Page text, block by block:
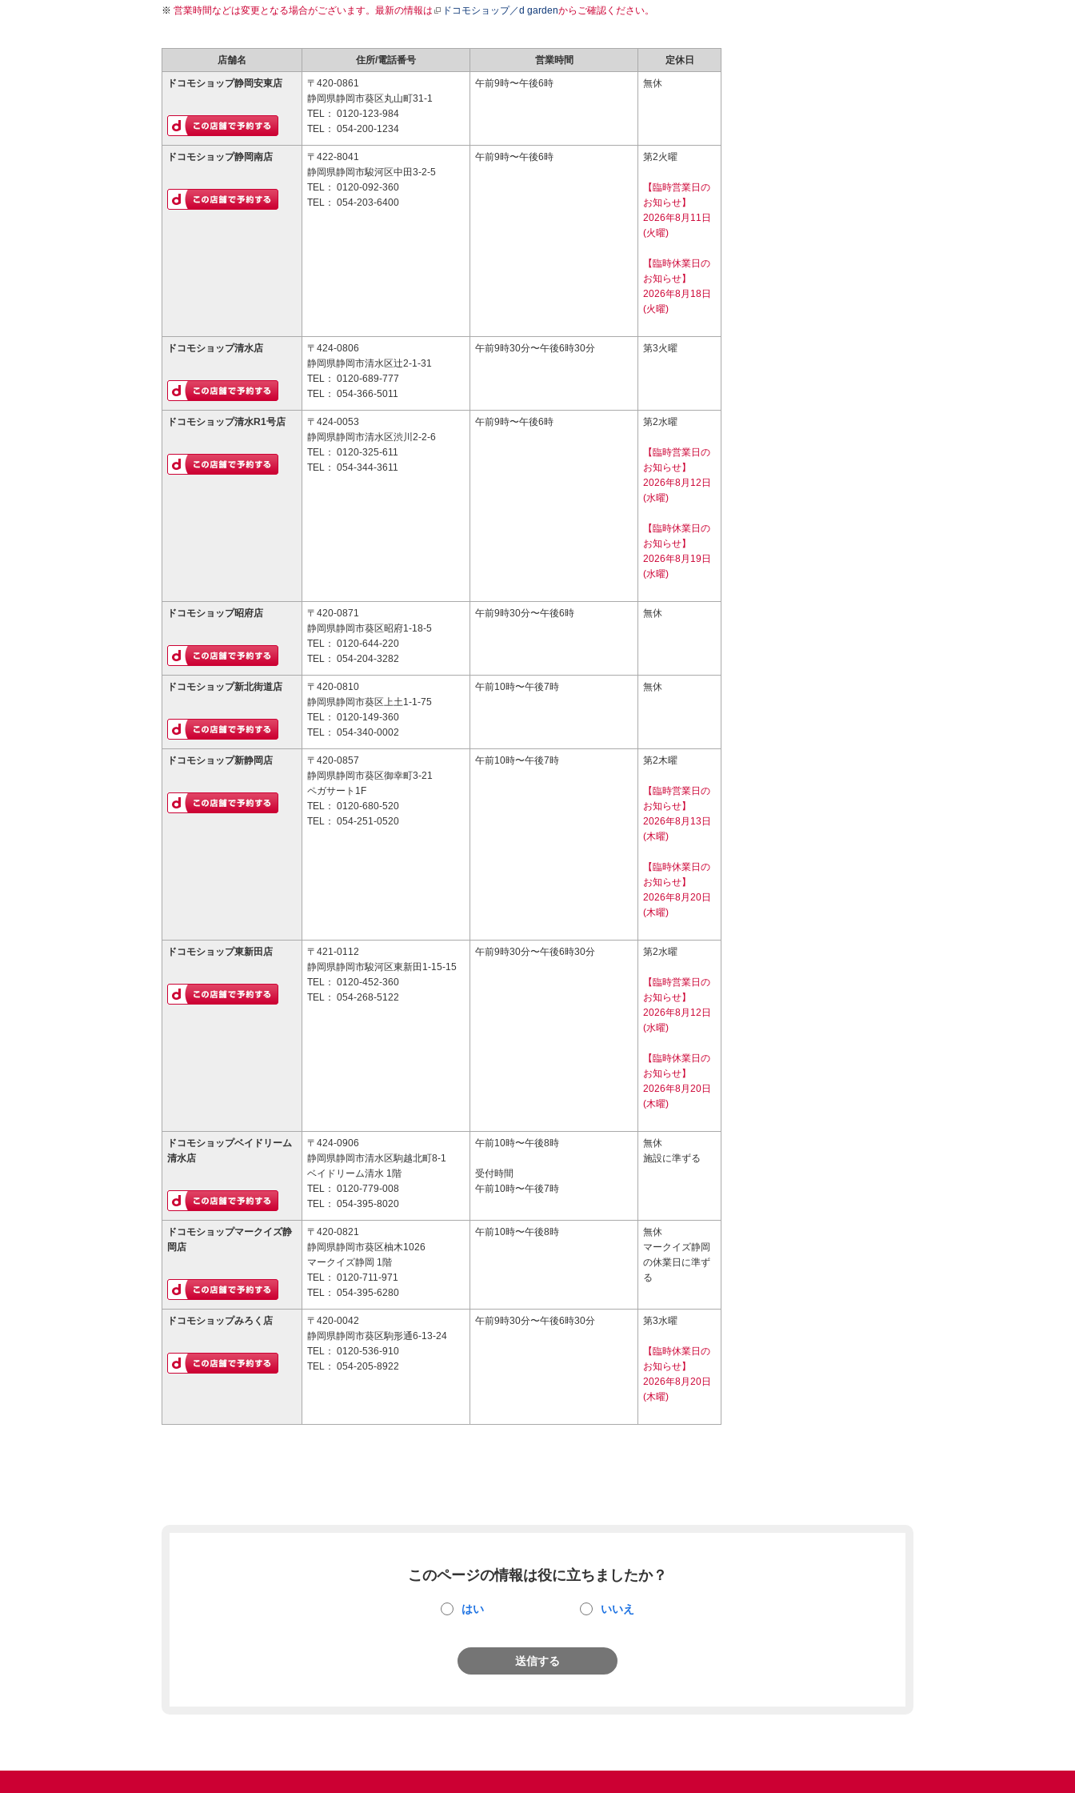
営業時間などは変更となる場合がございます。最新の情報は ドコモショップ／d gardenからご確認ください。
店舗名 住所/電話番号 営業時間 定休日
ドコモショップ静岡安東店
〒420-0861
静岡県静岡市葵区丸山町31-1
TEL： 0120-123-984
TEL： 054-200-1234
午前9時〜午後6時 無休
ドコモショップ静岡南店
〒422-8041
静岡県静岡市駿河区中田3-2-5
TEL： 0120-092-360
TEL： 054-203-6400
午前9時〜午後6時 第2火曜
【臨時営業日の
お知らせ】
2026年8月11日
(火曜)
【臨時休業日の
お知らせ】
2026年8月18日
(火曜)
ドコモショップ清水店
〒424-0806
静岡県静岡市清水区辻2-1-31
TEL： 0120-689-777
TEL： 054-366-5011
午前9時30分〜午後6時30分 第3火曜
ドコモショップ清水R1号店
〒424-0053
静岡県静岡市清水区渋川2-2-6
TEL： 0120-325-611
TEL： 054-344-3611
午前9時〜午後6時 第2水曜
【臨時営業日の
お知らせ】
2026年8月12日
(水曜)
【臨時休業日の
お知らせ】
2026年8月19日
(水曜)
ドコモショップ昭府店
〒420-0871
静岡県静岡市葵区昭府1-18-5
TEL： 0120-644-220
TEL： 054-204-3282
午前9時30分〜午後6時 無休
ドコモショップ新北街道店
〒420-0810
静岡県静岡市葵区上土1-1-75
TEL： 0120-149-360
TEL： 054-340-0002
午前10時〜午後7時 無休
ドコモショップ新静岡店
〒420-0857
静岡県静岡市葵区御幸町3-21
ペガサート1F
TEL： 0120-680-520
TEL： 054-251-0520
午前10時〜午後7時 第2木曜
【臨時営業日の
お知らせ】
2026年8月13日
(木曜)
【臨時休業日の
お知らせ】
2026年8月20日
(木曜)
ドコモショップ東新田店
〒421-0112
静岡県静岡市駿河区東新田1-15-15
TEL： 0120-452-360
TEL： 054-268-5122
午前9時30分〜午後6時30分 第2水曜
【臨時営業日の
お知らせ】
2026年8月12日
(水曜)
【臨時休業日の
お知らせ】
2026年8月20日
(木曜)
ドコモショップベイドリーム
清水店
〒424-0906
静岡県静岡市清水区駒越北町8-1
ベイドリーム清水 1階
TEL： 0120-779-008
TEL： 054-395-8020
午前10時〜午後8時
受付時間
午前10時〜午後7時
無休
施設に準ずる
ドコモショップマークイズ静
岡店
〒420-0821
静岡県静岡市葵区柚木1026
マークイズ静岡 1階
TEL： 0120-711-971
TEL： 054-395-6280
午前10時〜午後8時
無休
マークイズ静岡
の休業日に準ず
る
ドコモショップみろく店
〒420-0042
静岡県静岡市葵区駒形通6-13-24
TEL： 0120-536-910
TEL： 054-205-8922
午前9時30分〜午後6時30分 第3水曜
【臨時休業日の
お知らせ】
2026年8月20日
(木曜)
このページの情報は役に立ちましたか？
はい いいえ
送信する